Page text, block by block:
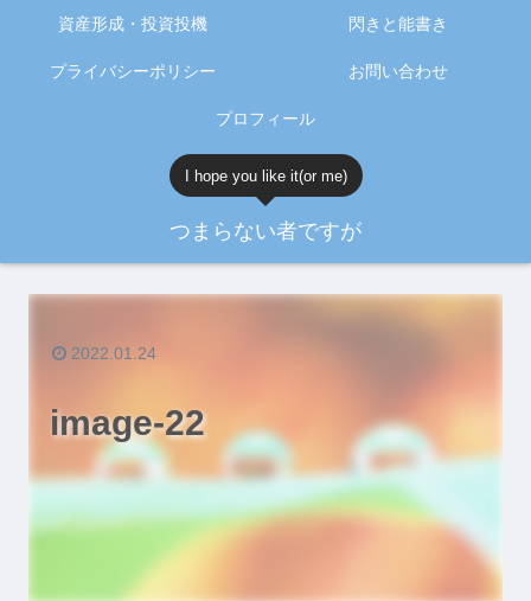
I hope you like it(or me)
つまらない者ですが
資産形成・投資投機 閃きと能書き
プライバシーポリシー お問い合わせ
プロフィール
image-22
2022.01.24